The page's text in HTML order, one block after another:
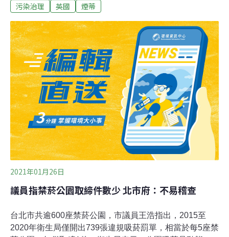
鎊。英國環境、食品暨鄉村事務部（Department for
（Parliamentary Under-Secretary of State）麗貝卡鮑
（Rebecca Pow）今天（30日）說：「菸蒂是我們社區裡
的破壞因子，被人丟棄在我們的街上，或是最後被沖入下
水道，污染我們的河川與海洋。」她接著說：「我們必須
採取行動保護我們的環境，致力讓香菸公司負起責任。這
也就是我們正探尋，如何讓香菸公司對於它們的產品所製
造的難看垃圾禍害，負起全責。」根據英國環境、食品暨
鄉村事務部引述的一份研究顯示，與抽菸相關的
污染治理 英國 煙蒂
2021年01月26日
議員指禁菸公園取締件數少 北市府：不易稽查
台北市共逾600座禁菸公園，市議員王浩指出，2015至
2020年衛生局僅開出739張違規吸菸罰單，相當於每5座禁